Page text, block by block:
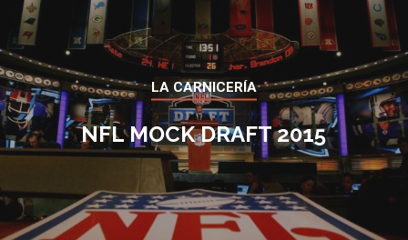
LA CARNICERÍA
NFL MOCK DRAFT 2015